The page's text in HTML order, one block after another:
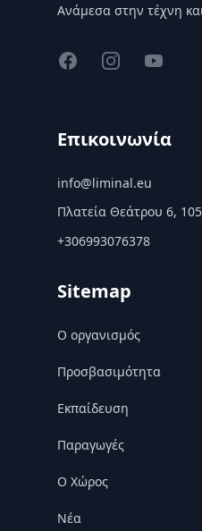
Ανάμεσα στην τέχνη
FacebookInstagramYouTube
Επικοινωνία
info@liminal.eu
Πλατεία Θεάτρου 6,
+306993076378
Sitemap
Ο οργανισμός
Προσβασιμότητα
Εκπαίδευση
Παραγωγές
Ο Χώρος
Nέα